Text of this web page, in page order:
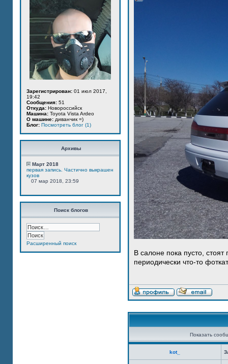
Зарегистрирован: 01 июл 2017,
19:42
Сообщения: 51
Откуда: Новороссийск
Машина: Toyota Vista Ardeo
О машине: диванчик =)
Блог: Посмотреть блог (1)
Архивы
Март 2018
первая запись. Частично выкрашен
кузов
07 мар 2018, 23:59
Поиск блогов
Расширенный поиск
В салоне пока пусто,
периодически что-то
Показать
kot_